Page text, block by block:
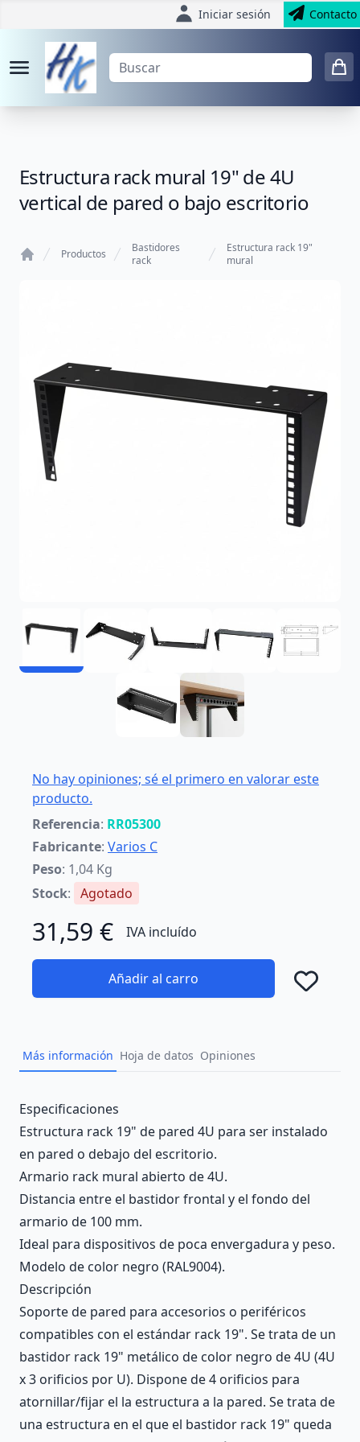
Iniciar sesión Contacto
Estructura rack mural 19" de 4U
vertical de pared o bajo escritorio
Productos
Bastidores
rack
Estructura rack 19"
mural
No hay opiniones; sé el primero en valorar este
producto.
Referencia: RR05300
Fabricante: Varios C
Peso: 1,04 Kg
Stock: Agotado
31,59 € IVA incluído
Añadir al carro
Más información Hoja de datos Opiniones
Description
Especificaciones
Estructura rack 19" de pared 4U para ser instalado
en pared o debajo del escritorio.
Armario rack mural abierto de 4U.
Distancia entre el bastidor frontal y el fondo del
armario de 100 mm.
Ideal para dispositivos de poca envergadura y peso.
Modelo de color negro (RAL9004).
Descripción
Soporte de pared para accesorios o periféricos
compatibles con el estándar rack 19". Se trata de un
bastidor rack 19" metálico de color negro de 4U (4U
x 3 orificios por U). Dispone de 4 orificios para
atornillar/fijar el la estructura a la pared. Se trata de
una estructura en el que el bastidor rack 19" queda